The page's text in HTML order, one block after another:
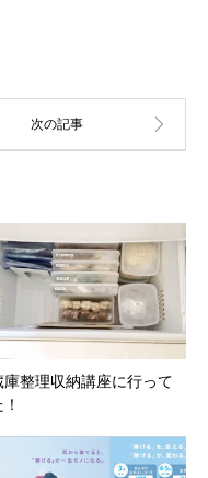
庫整理収納講座に行って